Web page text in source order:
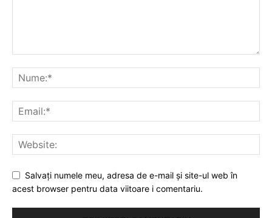
Salvați numele meu, adresa de e-mail și site-ul web în
acest browser pentru data viitoare i comentariu.